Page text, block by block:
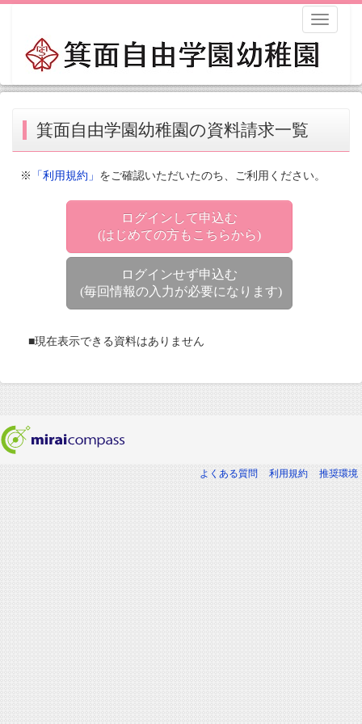
Toggle
箕面自由学園幼稚園の資料請求一覧
※ 「利用規約」 をご確認いただいたのち、ご利用ください。
ログインして申込む
(はじめての方もこちらから)
ログインせず申込む
(毎回情報の入力が必要になります)
■現在表示できる資料はありません
よくある質問 利用規約 推奨環境